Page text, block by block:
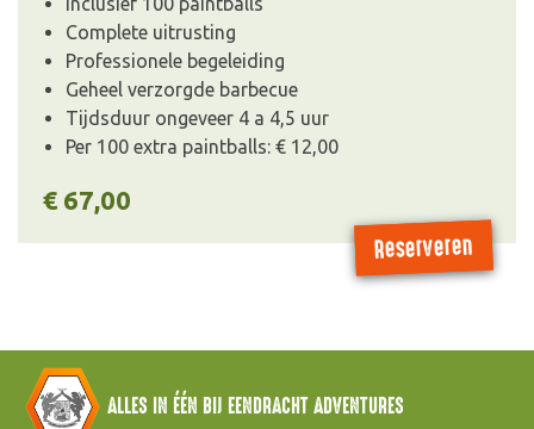
Complete uitrusting
Professionele begeleiding
Geheel verzorgde barbecue
Tijdsduur ongeveer 4 a 4,5 uur
Per 100 extra paintballs: € 12,00
€ 67,00
Reserveren
ALLES IN ÉÉN BIJ EENDRACHT ADVENTURES